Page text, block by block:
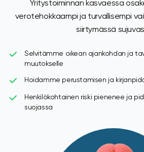
Yritystoiminnan kasvaessa
verotehokkaampi ja turvallisempi
siirtymässä
Selvitämme oikean ajankohdan ja
muutokselle
Hoidamme perustamisen ja
Henkilökohtainen riski pienenee ja
suojassa